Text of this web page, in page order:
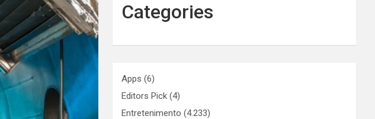
Categories
Apps (6)
Editors Pick (4)
Entretenimento (4.233)